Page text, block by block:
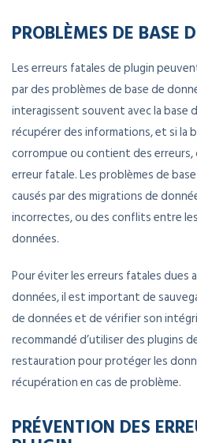
PROBLÈMES DE BASE
Les erreurs fatales de plugin
par des problèmes de base de
interagissent souvent avec la base
récupérer des informations, et si la
corrompue ou contient des
erreur fatale. Les problèmes de
causés par des migrations de
incorrectes, ou des conflits entre
données.
Pour éviter les erreurs fatales dues
données, il est important de
de données et de vérifier son
recommandé d’utiliser des plugins
restauration pour protéger les
récupération en cas de problème.
PRÉVENTION DES